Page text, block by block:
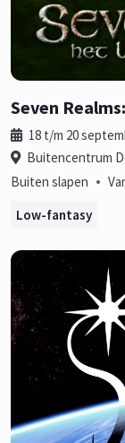
Seven
18 t/m 20
Buitencentrum
Buiten slapen •
Low-fantasy